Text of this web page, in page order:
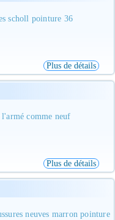
scholl pointure 36
Plus de détails
comme neuf
Plus de détails
neuves marron pointure